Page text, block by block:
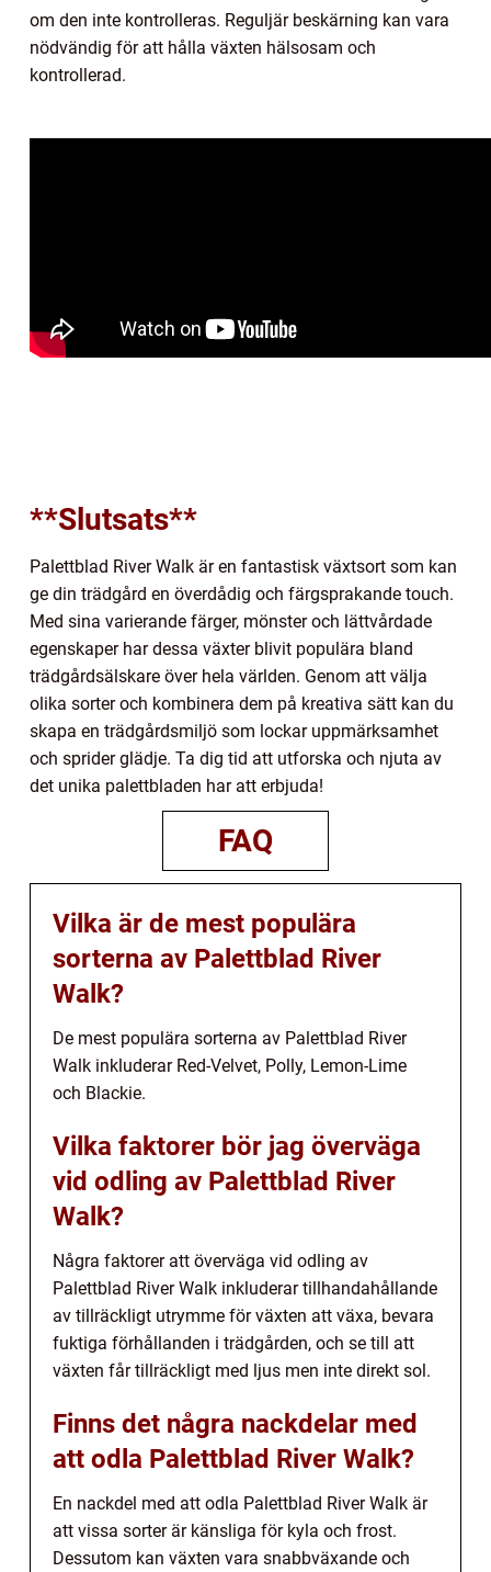
om den inte kontrolleras. Reguljär beskärning kan vara
nödvändig för att hålla växten hälsosam och
kontrollerad.
**Slutsats**
Palettblad River Walk är en fantastisk växtsort som kan
ge din trädgård en överdådig och färgsprakande touch.
Med sina varierande färger, mönster och lättvårdade
egenskaper har dessa växter blivit populära bland
trädgårdsälskare över hela världen. Genom att välja
olika sorter och kombinera dem på kreativa sätt kan du
skapa en trädgårdsmiljö som lockar uppmärksamhet
och sprider glädje. Ta dig tid att utforska och njuta av
det unika palettbladen har att erbjuda!
FAQ
Vilka är de mest populära
sorterna av Palettblad River
Walk?
De mest populära sorterna av Palettblad River
Walk inkluderar Red-Velvet, Polly, Lemon-Lime
och Blackie.
Vilka faktorer bör jag överväga
vid odling av Palettblad River
Walk?
Några faktorer att överväga vid odling av
Palettblad River Walk inkluderar tillhandahållande
av tillräckligt utrymme för växten att växa, bevara
fuktiga förhållanden i trädgården, och se till att
växten får tillräckligt med ljus men inte direkt sol.
Finns det några nackdelar med
att odla Palettblad River Walk?
En nackdel med att odla Palettblad River Walk är
att vissa sorter är känsliga för kyla och frost.
Dessutom kan växten vara snabbväxande och